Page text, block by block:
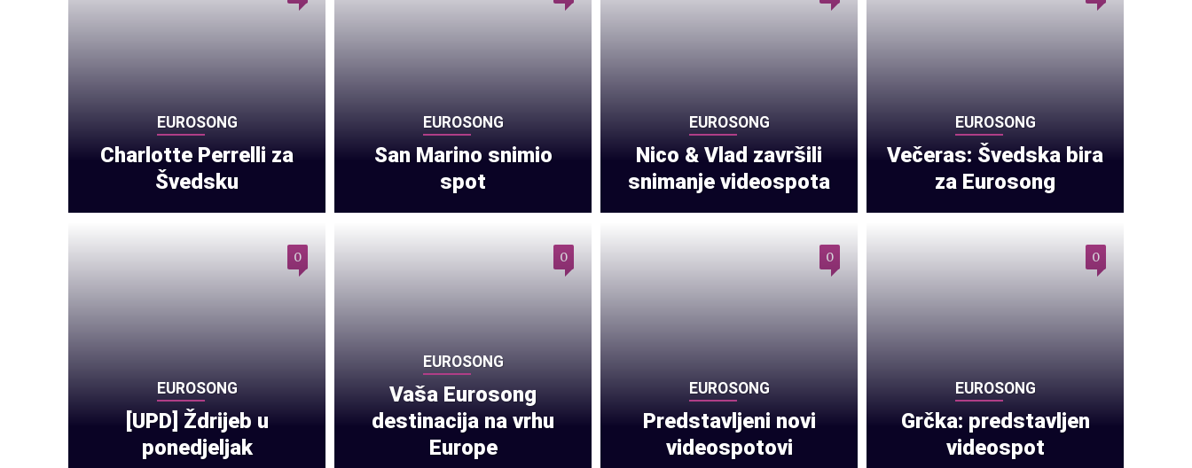
EUROSONG
Charlotte Perrelli za
Švedsku
EUROSONG
San Marino snimio
spot
EUROSONG
Nico & Vlad završili
snimanje videospota
EUROSONG
Večeras: Švedska bira
za Eurosong
EUROSONG
[UPD] Ždrijeb u
ponedjeljak
0
EUROSONG
Vaša Eurosong
destinacija na vrhu
Europe
0
EUROSONG
Predstavljeni novi
videospotovi
0
EUROSONG
Grčka: predstavljen
videospot
0